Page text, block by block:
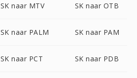
SK naar MTV SK naar OTB
SK naar PALM SK naar PAM
SK naar PCT SK naar PDB